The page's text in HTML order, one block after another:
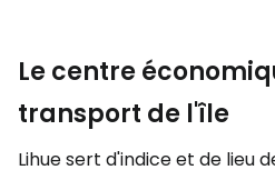
Le centre
transport de l'île
Lihue sert d'indice et de lieu